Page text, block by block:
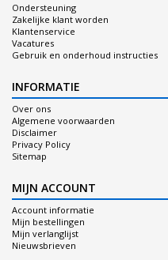
Ondersteuning
Zakelijke klant worden
Klantenservice
Vacatures
Gebruik en onderhoud instructies
INFORMATIE
Over ons
Algemene voorwaarden
Disclaimer
Privacy Policy
Sitemap
MIJN ACCOUNT
Account informatie
Mijn bestellingen
Mijn verlanglijst
Nieuwsbrieven